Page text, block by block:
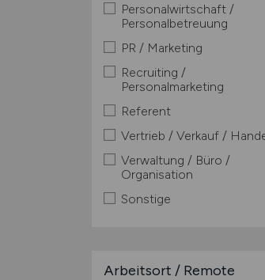
Personalwirtschaft /
Personalbetreuung
PR / Marketing
Recruiting /
Personalmarketing
Referent
Vertrieb / Verkauf /
Verwaltung / Büro /
Organisation
Sonstige
Arbeitsort / Remote